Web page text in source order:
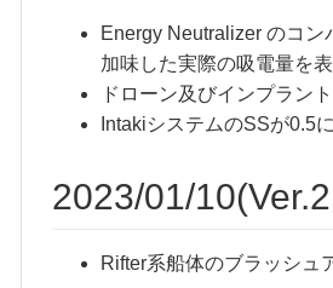
Energy Neutralizer のコ
加味した実際の吸電量を
ドローン及びインプラン
IntakiシステムのSSが0.5
2023/01/
Rifter系船体のブラッシュ